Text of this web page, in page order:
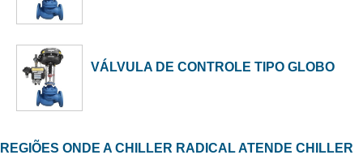
VÁLVULA DE CONTROLE TIPO GLOBO
REGIÕES ONDE A CHILLER RADICAL ATENDE CHILLER